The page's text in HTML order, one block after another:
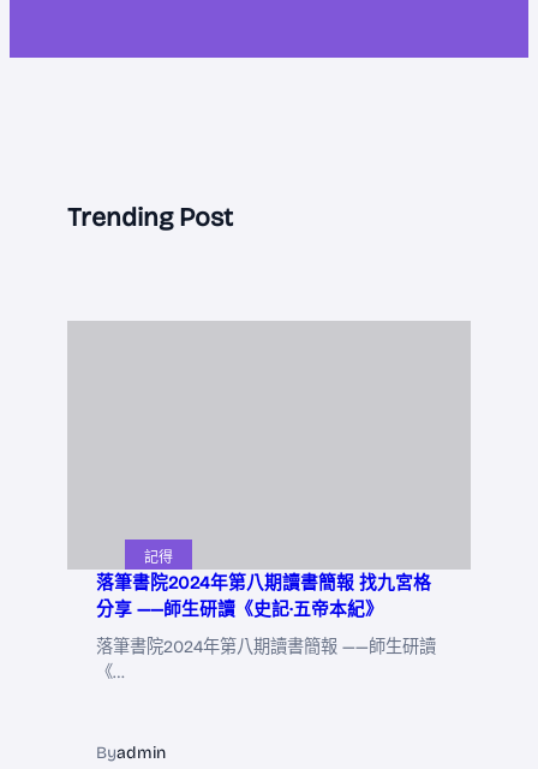
Trending Post
記得
落筆書院2024年第八期讀書簡報 找九宮格
分享 ——師生研讀《史記·五帝本紀》
落筆書院2024年第八期讀書簡報 ——師生研讀
《…
Byadmin